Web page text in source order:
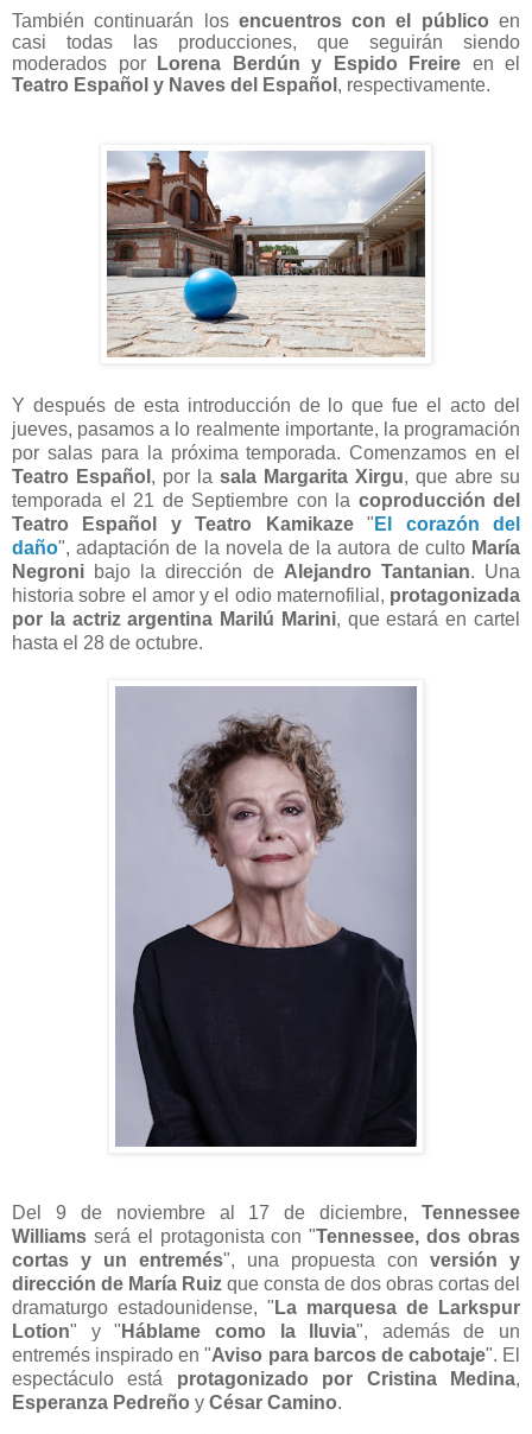
También continuarán los encuentros con el público en
casi todas las producciones, que seguirán siendo
moderados por
Lorena Berdún y Espido Freire en el
Teatro Español y Naves del Español , respectivamente.
Y después de esta introducción de lo que fue el acto del
jueves, pasamos a lo realmente importante, la programación
por salas para la próxima temporada. Comenzamos en el
Teatro Español , por la sala Margarita Xirgu, que abre su
temporada el 21 de Septiembre con la coproducción del
Teatro Español y Teatro Kamikaze" El corazón del
daño", adaptación de la novela de la autora de culto María
Negroni bajo la dirección de Alejandro Tantanian. Una
historia sobre el amor y el odio maternofilial, protagonizada
por la actriz argentina Marilú Marini, que estará en cartel
hasta el 28 de octubre.
Del 9 de noviembre al 17 de diciembre, Tennessee
Williams será el protagonista con "Tennessee, dos obras
cortas y un entremés", una propuesta con versión y
dirección de María Ruiz que consta de dos obras cortas del
dramaturgo estadounidense, " La marquesa de Larkspur
Lotion" y " Háblame como la lluvia", además de un
entremés inspirado en "Aviso para barcos de cabotaje". El
espectáculo está protagonizado por Cristina Medina,
Esperanza Pedreño y César Camino.